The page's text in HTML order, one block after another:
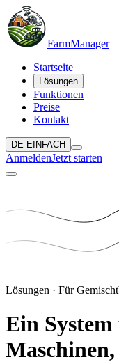
FarmManager
Startseite
Lösungen
Funktionen
Preise
Kontakt
DE-EINFACH
AnmeldenJetzt starten
Lösungen · Für
Ein